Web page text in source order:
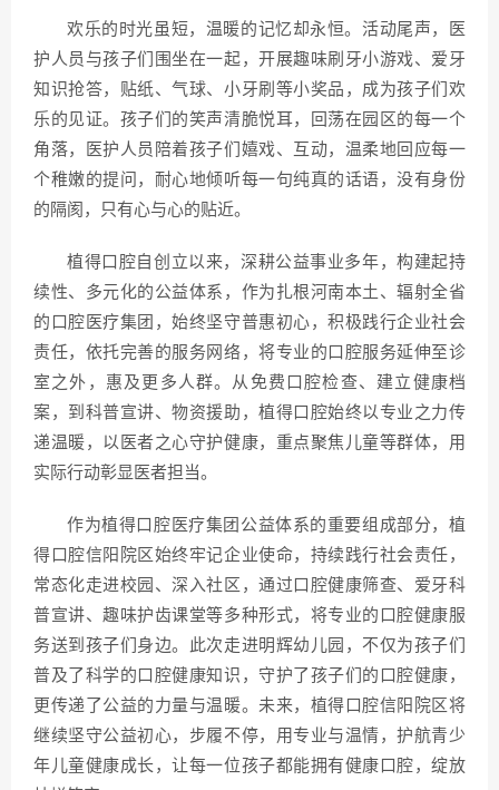
欢乐的时光虽短，温暖的记忆却永恒。活动尾声，医
护人员与孩子们围坐在一起，开展趣味刷牙小游戏、爱牙
知识抢答，贴纸、气球、小牙刷等小奖品，成为孩子们欢
乐的见证。孩子们的笑声清脆悦耳，回荡在园区的每一个
角落，医护人员陪着孩子们嬉戏、互动，温柔地回应每一
个稚嫩的提问，耐心地倾听每一句纯真的话语，没有身份
的隔阂，只有心与心的贴近。
植得口腔自创立以来，深耕公益事业多年，构建起持
续性、多元化的公益体系，作为扎根河南本土、辐射全省
的口腔医疗集团，始终坚守普惠初心，积极践行企业社会
责任，依托完善的服务网络，将专业的口腔服务延伸至诊
室之外，惠及更多人群。从免费口腔检查、建立健康档
案，到科普宣讲、物资援助，植得口腔始终以专业之力传
递温暖，以医者之心守护健康，重点聚焦儿童等群体，用
实际行动彰显医者担当。
作为植得口腔医疗集团公益体系的重要组成部分，植
得口腔信阳院区始终牢记企业使命，持续践行社会责任，
常态化走进校园、深入社区，通过口腔健康筛查、爱牙科
普宣讲、趣味护齿课堂等多种形式，将专业的口腔健康服
务送到孩子们身边。此次走进明辉幼儿园，不仅为孩子们
普及了科学的口腔健康知识，守护了孩子们的口腔健康，
更传递了公益的力量与温暖。未来，植得口腔信阳院区将
继续坚守公益初心，步履不停，用专业与温情，护航青少
年儿童健康成长，让每一位孩子都能拥有健康口腔，绽放